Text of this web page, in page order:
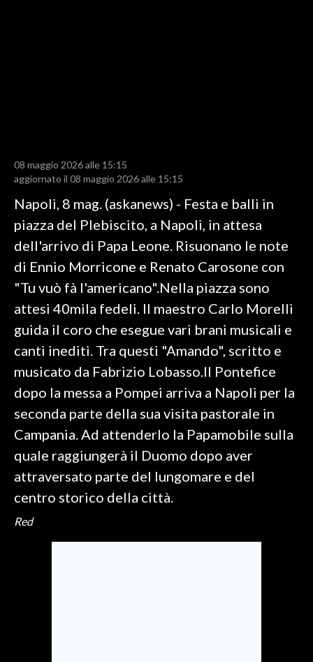
RISULTATI E CLASSIFICHE
CALCIO REGIONALE
BASKET
VOLLEY
MOTORI
TENNIS
ALTRI SPORT
CULTURA
GOSSIP
SALUTE
SARDEGNA TURISMO
SARDI NEL MONDO
08 maggio 2026 alle 15:15
aggiornato il 08 maggio 2026 alle 15:15
Napoli, 8 mag. (askanews) - Festa e balli in
piazza del Plebiscito, a Napoli, in attesa
dell'arrivo di Papa Leone. Risuonano le note
di Ennio Morricone e Renato Carosone con
"Tu vuò fà l'americano".Nella piazza sono
attesi 40mila fedeli. Il maestro Carlo Morelli
guida il coro che esegue vari brani musicali e
canti inediti. Tra questi "Amando", scritto e
musicato da Fabrizio Lobasso.Il Pontefice
dopo la messa a Pompei arriva a Napoli per la
seconda parte della sua visita pastorale in
Campania. Ad attenderlo la Papamobile sulla
quale raggiungerà il Duomo dopo aver
attraversato parte del lungomare e del
centro storico della città.
Red